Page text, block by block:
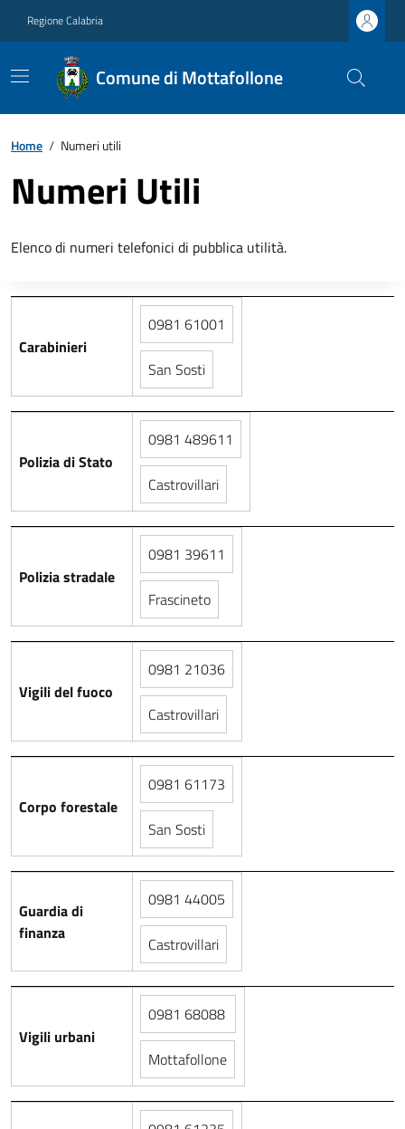
Regione Calabria
Comune di Mottafollone
Home / Numeri utili
Numeri Utili
Elenco di numeri telefonici di pubblica utilità.
Carabinieri
0981 61001
San Sosti
Polizia di Stato
0981 489611
Castrovillari
Polizia stradale
0981 39611
Frascineto
Vigili del fuoco
0981 21036
Castrovillari
Corpo forestale
0981 61173
San Sosti
Guardia di
finanza
0981 44005
Castrovillari
Vigili urbani
0981 68088
Mottafollone